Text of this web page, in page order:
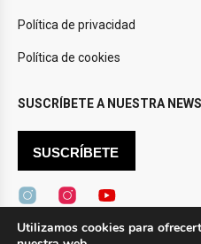
Política de privacidad
Política de cookies
SUSCRÍBETE A NUESTRA
SUSCRÍBETE
Utilizamos cookies para